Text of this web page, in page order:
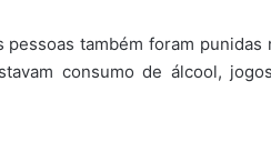
pessoas também foram
consumo de álcool,